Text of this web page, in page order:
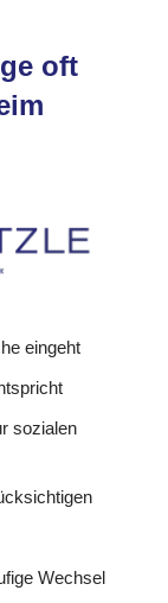
oft
eingeht
sozialen
Wechsel